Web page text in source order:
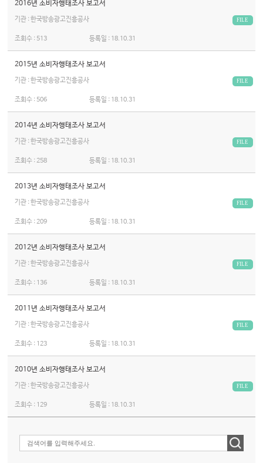
2016년 소비자행태조사 보고서
기관 : 한국방송광고진흥공사 FILE
조회수 : 513 등록일 : 18.10.31
2015년 소비자행태조사 보고서
기관 : 한국방송광고진흥공사 FILE
조회수 : 506 등록일 : 18.10.31
2014년 소비자행태조사 보고서
기관 : 한국방송광고진흥공사 FILE
조회수 :258 등록일 : 18.10.31
2013년 소비자행태조사 보고서
기관 : 한국방송광고진흥공사 FILE
조회수 :209 등록일 : 18.10.31
2012년 소비자행태조사 보고서
기관 : 한국방송광고진흥공사 FILE
조회수 : 136 등록일 : 18.10.31
2011년 소비자행태조사 보고서
기관 : 한국방송광고진흥공사 FILE
조회수 : 123 등록일 : 18.10.31
2010년 소비자행태조사 보고서
기관 : 한국방송광고진흥공사 FILE
조회수 : 129 등록일 : 18.10.31